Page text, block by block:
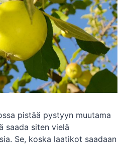
pistää pystyyn muutama
saada siten vielä
Se, koska laatikot saadaan